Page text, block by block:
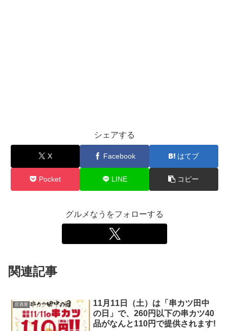
シェアする
X Facebook はてブ
Pocket LINE コピー
グルメなうをフォローする
関連記事
居酒屋
11月11日（土）は「串カツ田中
の日」で、260円以下の串カツ40
品がなんと110円で提供されます!